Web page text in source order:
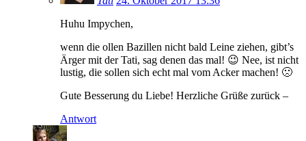
Huhu Impychen,
wenn die ollen Bazillen nicht bald Leine ziehen, gibt’s
Ärger mit der Tati, sag denen das mal! 😉 Nee, ist nicht
lustig, die sollen sich echt mal vom Acker machen! 🙁
Gute Besserung du Liebe! Herzliche Grüße zurück –
Antwort